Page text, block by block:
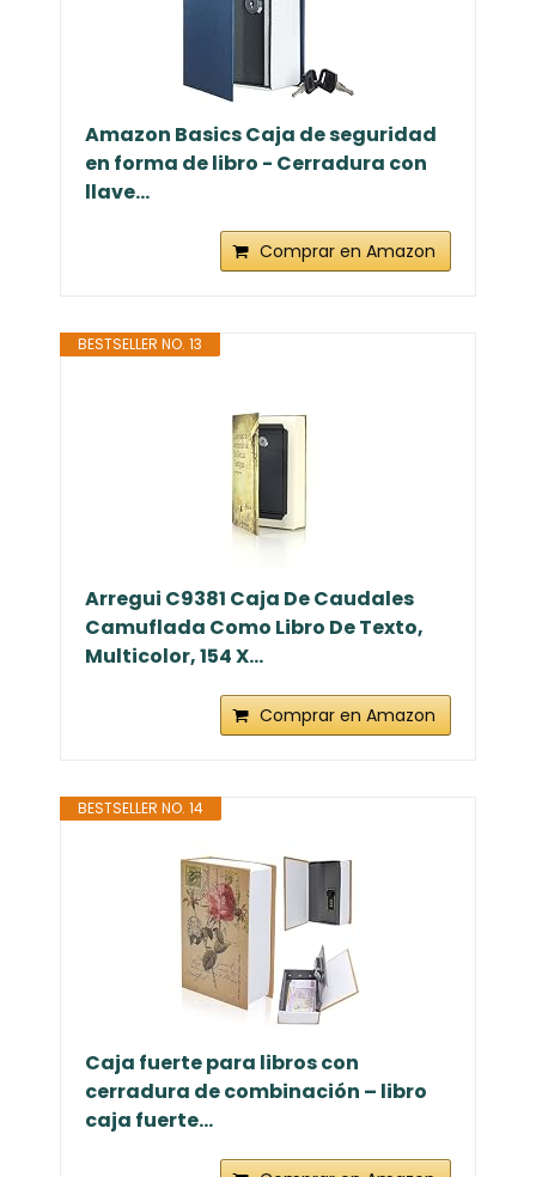
Amazon Basics Caja de seguridad
en forma de libro - Cerradura con
llave...
Comprar en Amazon
BESTSELLER NO. 13
Arregui C9381 Caja De Caudales
Camuflada Como Libro De Texto,
Multicolor, 154 X...
Comprar en Amazon
BESTSELLER NO. 14
Caja fuerte para libros con
cerradura de combinación – libro
caja fuerte...